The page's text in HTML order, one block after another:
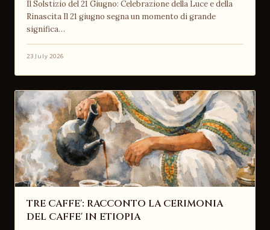
Il Solstizio del 21 Giugno: Celebrazione della Luce e della
Rinascita Il 21 giugno segna un momento di grande
significa…
23 July 2026
TRE CAFFE': RACCONTO LA CERIMONIA
DEL CAFFE' IN ETIOPIA